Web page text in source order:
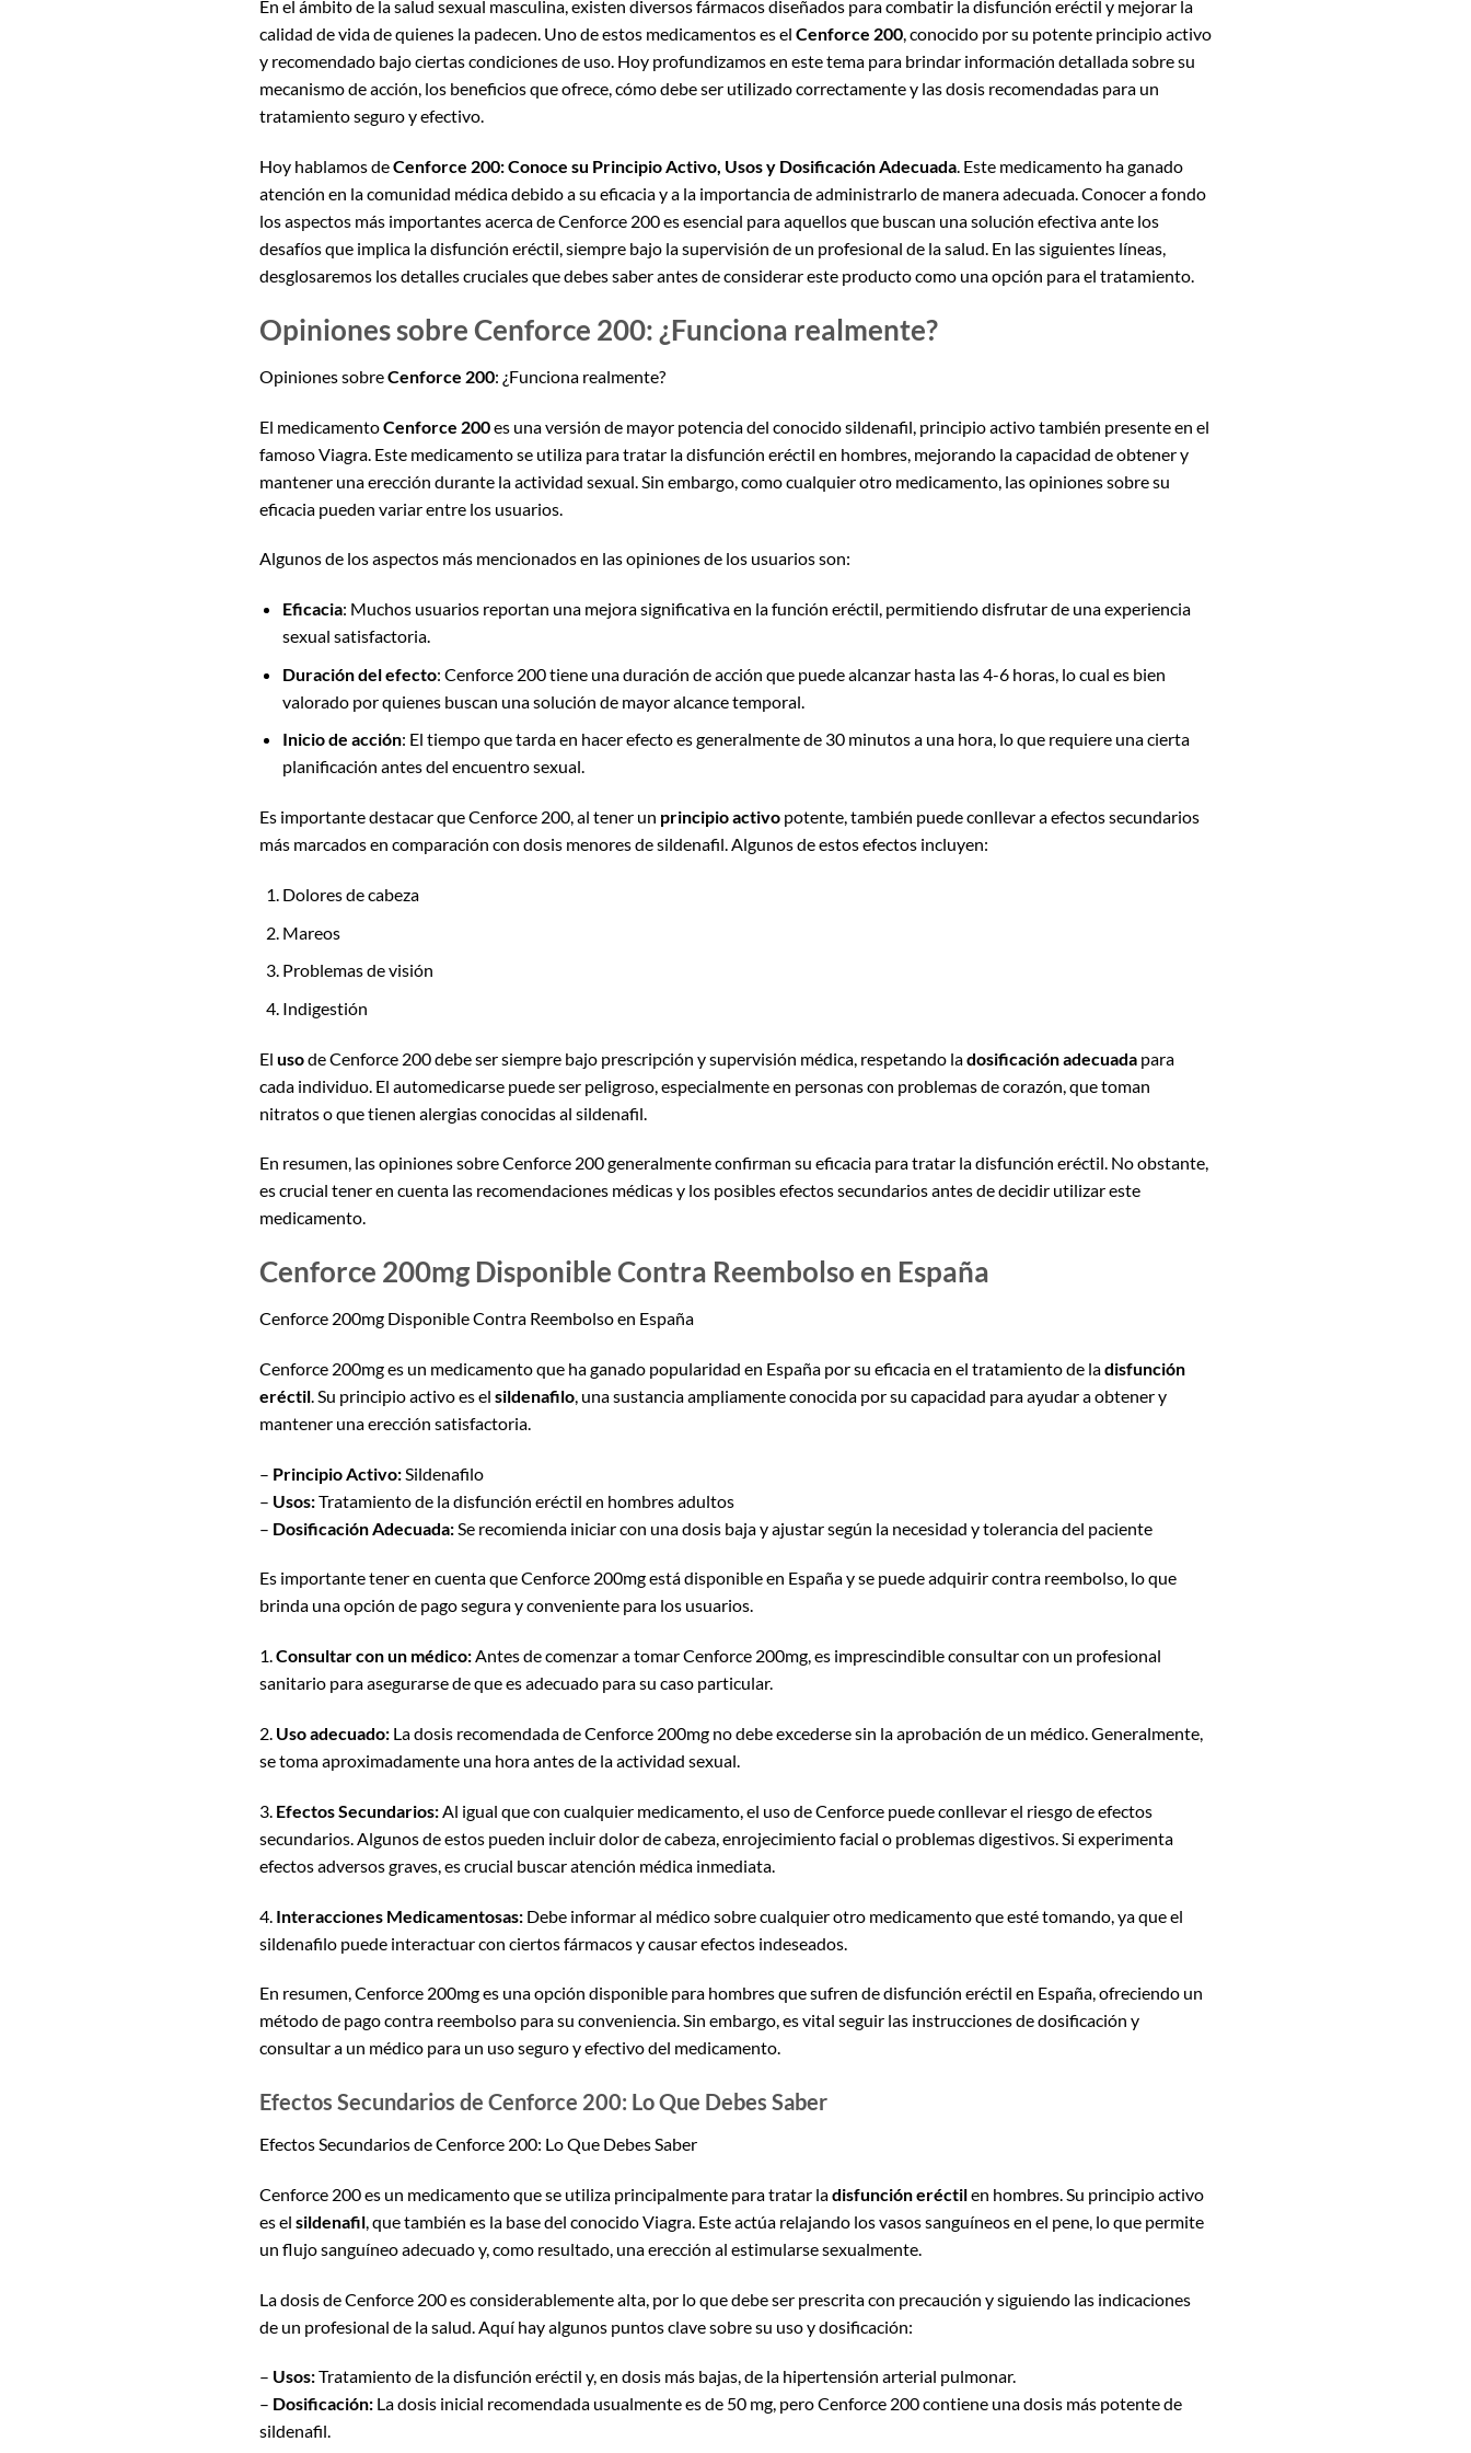
En el ámbito de la salud sexual masculina, existen diversos fármacos diseñados para combatir la disfunción eréctil y mejorar la
calidad de vida de quienes la padecen. Uno de estos medicamentos es el Cenforce 200, conocido por su potente principio activo
y recomendado bajo ciertas condiciones de uso. Hoy profundizamos en este tema para brindar información detallada sobre su
mecanismo de acción, los beneficios que ofrece, cómo debe ser utilizado correctamente y las dosis recomendadas para un
tratamiento seguro y efectivo.
Hoy hablamos deCenforce 200: Conoce su Principio Activo, Usos y Dosificación Adecuada. Este medicamento ha ganado
atención en la comunidad médica debido a su eficacia y a la importancia de administrarlo de manera adecuada. Conocer a fondo
los aspectos más importantes acerca de Cenforce 200 es esencial para aquellos que buscan una solución efectiva ante los
desafíos que implica la disfunción eréctil, siempre bajo la supervisión de un profesional de la salud. En las siguientes líneas,
desglosaremos los detalles cruciales que debes saber antes de considerar este producto como una opción para el tratamiento.
Opiniones sobre Cenforce 200: ¿Funciona realmente?
Opiniones sobreCenforce 200: ¿Funciona realmente?
El medicamentoCenforce 200es una versión de mayor potencia del conocido sildenafil, principio activo también presente en el
famoso Viagra. Este medicamento se utiliza para tratar la disfunción eréctil en hombres, mejorando la capacidad de obtener y
mantener una erección durante la actividad sexual. Sin embargo, como cualquier otro medicamento, las opiniones sobre su
eficacia pueden variar entre los usuarios.
Algunos de los aspectos más mencionados en las opiniones de los usuarios son:
Eficacia: Muchos usuarios reportan una mejora significativa en la función eréctil, permitiendo disfrutar de una experiencia
sexual satisfactoria.
Duración del efecto: Cenforce 200 tiene una duración de acción que puede alcanzar hasta las 4-6 horas, lo cual es bien
valorado por quienes buscan una solución de mayor alcance temporal.
Inicio de acción: El tiempo que tarda en hacer efecto es generalmente de 30 minutos a una hora, lo que requiere una cierta
planificación antes del encuentro sexual.
Es importante destacar que Cenforce 200, al tener un principio activo potente, también puede conllevar a efectos secundarios
más marcados en comparación con dosis menores de sildenafil. Algunos de estos efectos incluyen:
Dolores de cabeza
Mareos
Problemas de visión
Indigestión
El usode Cenforce 200 debe ser siempre bajo prescripción y supervisión médica, respetando ladosificación adecuada para
cada individuo. El automedicarse puede ser peligroso, especialmente en personas con problemas de corazón, que toman
nitratos o que tienen alergias conocidas al sildenafil.
En resumen, las opiniones sobre Cenforce 200 generalmente confirman su eficacia para tratar la disfunción eréctil. No obstante,
es crucial tener en cuenta las recomendaciones médicas y los posibles efectos secundarios antes de decidir utilizar este
medicamento.
Cenforce 200mg Disponible Contra Reembolso en España
Cenforce 200mg Disponible Contra Reembolso en España
Cenforce 200mg es un medicamento que ha ganado popularidad en España por su eficacia en el tratamiento de ladisfunción
eréctil . Su principio activo es el sildenafilo , una sustancia ampliamente conocida por su capacidad para ayudar a obtener y
mantener una erección satisfactoria.
– Principio Activo: Sildenafilo
– Usos:Tratamiento de la disfunción eréctil en hombres adultos
– Dosificación Adecuada: Se recomienda iniciar con una dosis baja y ajustar según la necesidad y tolerancia del paciente
Es importante tener en cuenta que Cenforce 200mg está disponible en España y se puede adquirir contra reembolso, lo que
brinda una opción de pago segura y conveniente para los usuarios.
1.Consultar con un médico:Antes de comenzar a tomar Cenforce 200mg, es imprescindible consultar con un profesional
sanitario para asegurarse de que es adecuado para su caso particular.
2. Uso adecuado: La dosis recomendada de Cenforce 200mg no debe excederse sin la aprobación de un médico. Generalmente,
se toma aproximadamente una hora antes de la actividad sexual.
3. Efectos Secundarios: Al igual que con cualquier medicamento, el uso de Cenforce puede conllevar el riesgo de efectos
secundarios. Algunos de estos pueden incluir dolor de cabeza, enrojecimiento facial o problemas digestivos. Si experimenta
efectos adversos graves, es crucial buscar atención médica inmediata.
4. Interacciones Medicamentosas: Debe informar al médico sobre cualquier otro medicamento que esté tomando, ya que el
sildenafilo puede interactuar con ciertos fármacos y causar efectos indeseados.
En resumen, Cenforce 200mg es una opción disponible para hombres que sufren de disfunción eréctil en España, ofreciendo un
método de pago contra reembolso para su conveniencia. Sin embargo, es vital seguir las instrucciones de dosificación y
consultar a un médico para un uso seguro y efectivo del medicamento.
Efectos Secundarios de Cenforce 200: Lo Que Debes Saber
Efectos Secundarios de Cenforce 200: Lo Que Debes Saber
Cenforce 200 es un medicamento que se utiliza principalmente para tratar ladisfunción eréctilen hombres. Su principio activo
es el sildenafil, que también es la base del conocido Viagra. Este actúa relajando los vasos sanguíneos en el pene, lo que permite
un flujo sanguíneo adecuado y, como resultado, una erección al estimularse sexualmente.
La dosis de Cenforce 200 es considerablemente alta, por lo que debe ser prescrita con precaución y siguiendo las indicaciones
de un profesional de la salud. Aquí hay algunos puntos clave sobre su uso y dosificación:
– Usos:Tratamiento de la disfunción eréctil y, en dosis más bajas, de la hipertensión arterial pulmonar.
– Dosificación: La dosis inicial recomendada usualmente es de 50 mg, pero Cenforce 200 contiene una dosis más potente de
sildenafil.